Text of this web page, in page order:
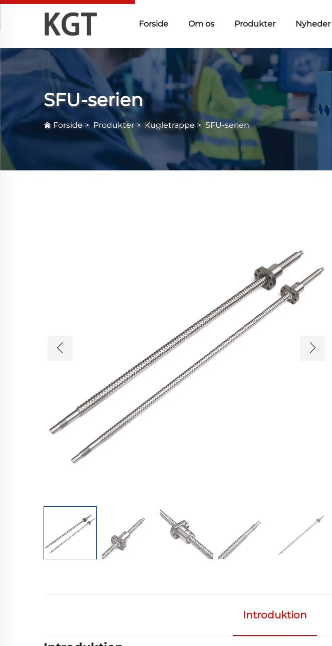
Forside Om os Produkter Nyheder
SFU-serien
Forside > Produkter > Kugletrappe > SFU-serien
Introduktion